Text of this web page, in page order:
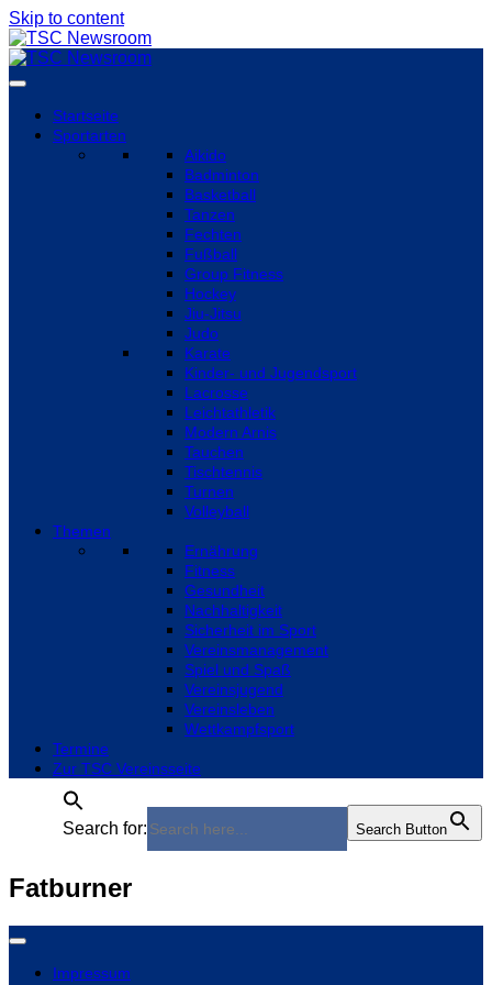
Skip to content
Startseite
Sportarten
Aikido
Badminton
Basketball
Tanzen
Fechten
Fußball
Group Fitness
Hockey
Jiu-Jitsu
Judo
Karate
Kinder- und Jugendsport
Lacrosse
Leichtathletik
Modern Arnis
Tauchen
Tischtennis
Turnen
Volleyball
Themen
Ernährung
Fitness
Gesundheit
Nachhaltigkeit
Sicherheit im Sport
Vereinsmanagement
Spiel und Spaß
Vereinsjugend
Vereinsleben
Wettkampfsport
Termine
Zur TSC Vereinsseite
Search for: Search Button
Fatburner
Impressum